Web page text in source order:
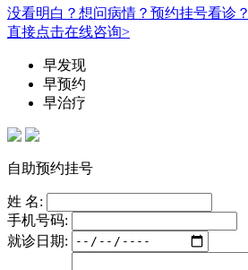
没看明白？想问病情？预约挂号看诊？
直接点击在线咨询>
早发现
早预约
早治疗
自助预约挂号
姓 名:
手机号码:
就诊日期: